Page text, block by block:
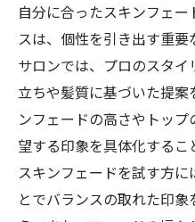
自分に合ったスキンフェ
スは、個性を引き出す重
サロンでは、プロのスタ
立ちや髪質に基づいた提案
ンフェードの高さやトッ
望する印象を具体化するこ
スキンフェードを試す方
とでバランスの取れた印